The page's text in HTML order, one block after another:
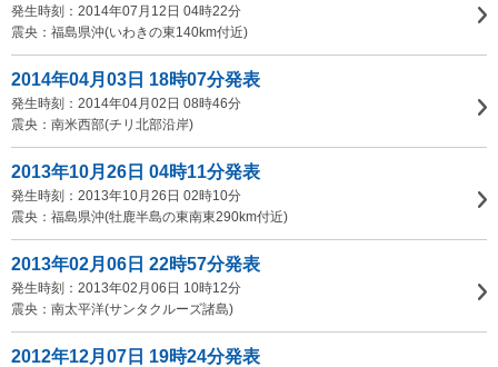
発生時刻：2014年07月12日 04時22分
震央：福島県沖(いわきの東140km付近)
2014年04月03日 18時07分発表
発生時刻：2014年04月02日 08時46分
震央：南米西部(チリ北部沿岸)
2013年10月26日 04時11分発表
発生時刻：2013年10月26日 02時10分
震央：福島県沖(牡鹿半島の東南東290km付近)
2013年02月06日 22時57分発表
発生時刻：2013年02月06日 10時12分
震央：南太平洋(サンタクルーズ諸島)
2012年12月07日 19時24分発表